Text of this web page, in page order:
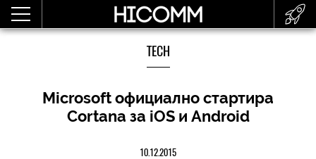
TECH
Microsoft официално стартира
Cortana за iOS и Android
10.12.2015